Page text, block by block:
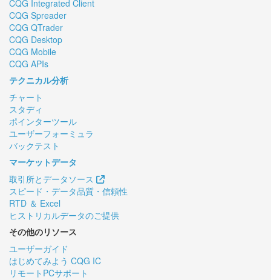
CQG Integrated Client
CQG Spreader
CQG QTrader
CQG Desktop
CQG Mobile
CQG APIs
テクニカル分析
チャート
スタディ
ポインターツール
ユーザーフォーミュラ
バックテスト
マーケットデータ
取引所とデータソース
スピード・データ品質・信頼性
RTD ＆ Excel
ヒストリカルデータのご提供
その他のリソース
ユーザーガイド
はじめてみよう CQG IC
リモートPCサポート